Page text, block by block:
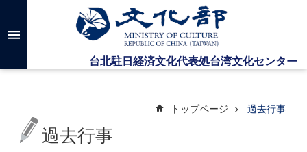
メインのコンテンツブロックにジャンプします
高
検
台
トップページ 過去行事
過去行事